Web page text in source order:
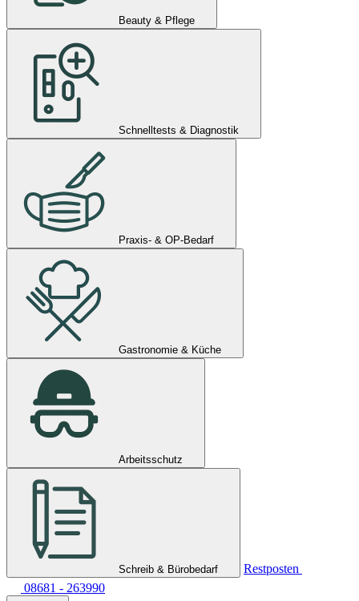
Beauty & Pflege
Schnelltests & Diagnostik
Praxis- & OP-Bedarf
Gastronomie & Küche
Arbeitsschutz
Schreib & Bürobedarf
Restposten
08681 - 263990